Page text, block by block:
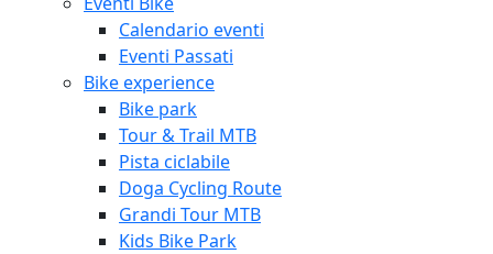
Calendario eventi
Eventi Passati
Bike experience
Bike park
Tour & Trail MTB
Pista ciclabile
Doga Cycling Route
Grandi Tour MTB
Kids Bike Park